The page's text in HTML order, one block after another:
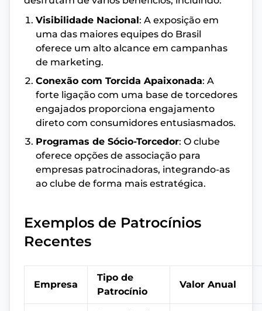
Visibilidade Nacional: A exposição em
uma das maiores equipes do Brasil
oferece um alto alcance em campanhas
de marketing.
Conexão com Torcida Apaixonada: A
forte ligação com uma base de torcedores
engajados proporciona engajamento
direto com consumidores entusiasmados.
Programas de Sócio-Torcedor: O clube
oferece opções de associação para
empresas patrocinadoras, integrando-as
ao clube de forma mais estratégica.
Exemplos de Patrocínios
Recentes
Empresa
Tipo de
Patrocínio
Valor Anual